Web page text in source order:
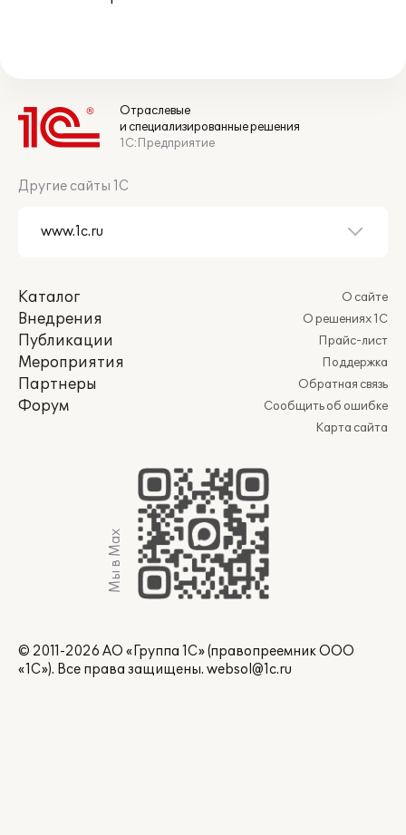
Отраслевые
и специализированные решения
1С:Предприятие
Другие сайты 1С
Каталог
Внедрения
Публикации
Мероприятия
Партнеры
Форум
О сайте
О решениях 1С
Прайс-лист
Поддержка
Обратная связь
Сообщить об ошибке
Карта сайта
Мы в Max
© 2011-2026 АО «Группа 1С» (правопреемник ООО
«1С»). Все права защищены. websol@1c.ru